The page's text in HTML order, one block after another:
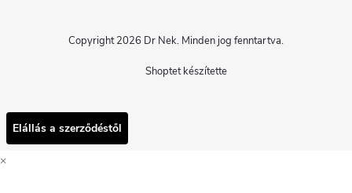
Shoptet készítette
Copyright 2026 Dr Nek. Minden jog fenntartva.
Elállás a szerződéstől
×